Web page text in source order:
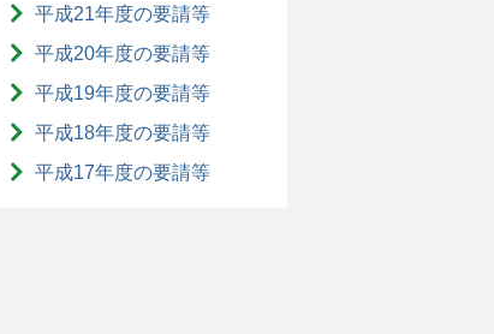
平成21年度の要請等
平成20年度の要請等
平成19年度の要請等
平成18年度の要請等
平成17年度の要請等